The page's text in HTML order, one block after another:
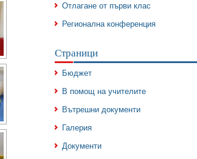
Отлагане от първи клас
Регионална конференция
Страници
Бюджет
В помощ на учителите
Вътрешни документи
Галерия
Документи